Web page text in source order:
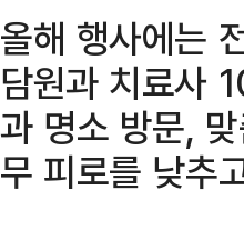
올해 행사에는
담원과 치료사
과 명소 방문,
무 피로를 낮추